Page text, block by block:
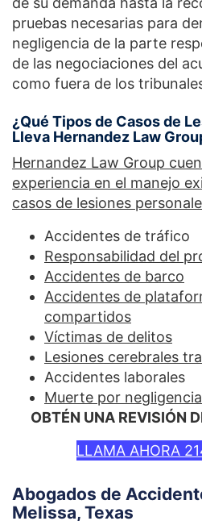
pruebas necesarias para
negligencia de la parte
de las negociaciones del
como fuera de los
¿Qué Tipos de Casos de
Lleva Hernandez Law
Hernandez Law Group
experiencia en el manejo
casos de lesiones
Accidentes de tráfico
Responsabilidad del
Accidentes de barco
Accidentes de
compartidos
Víctimas de delitos
Lesiones cerebrales
Accidentes laborales
Muerte por negligencia
OBTÉN UNA REVISIÓN
LLAMA AHORA
Abogados de
Melissa, Texas